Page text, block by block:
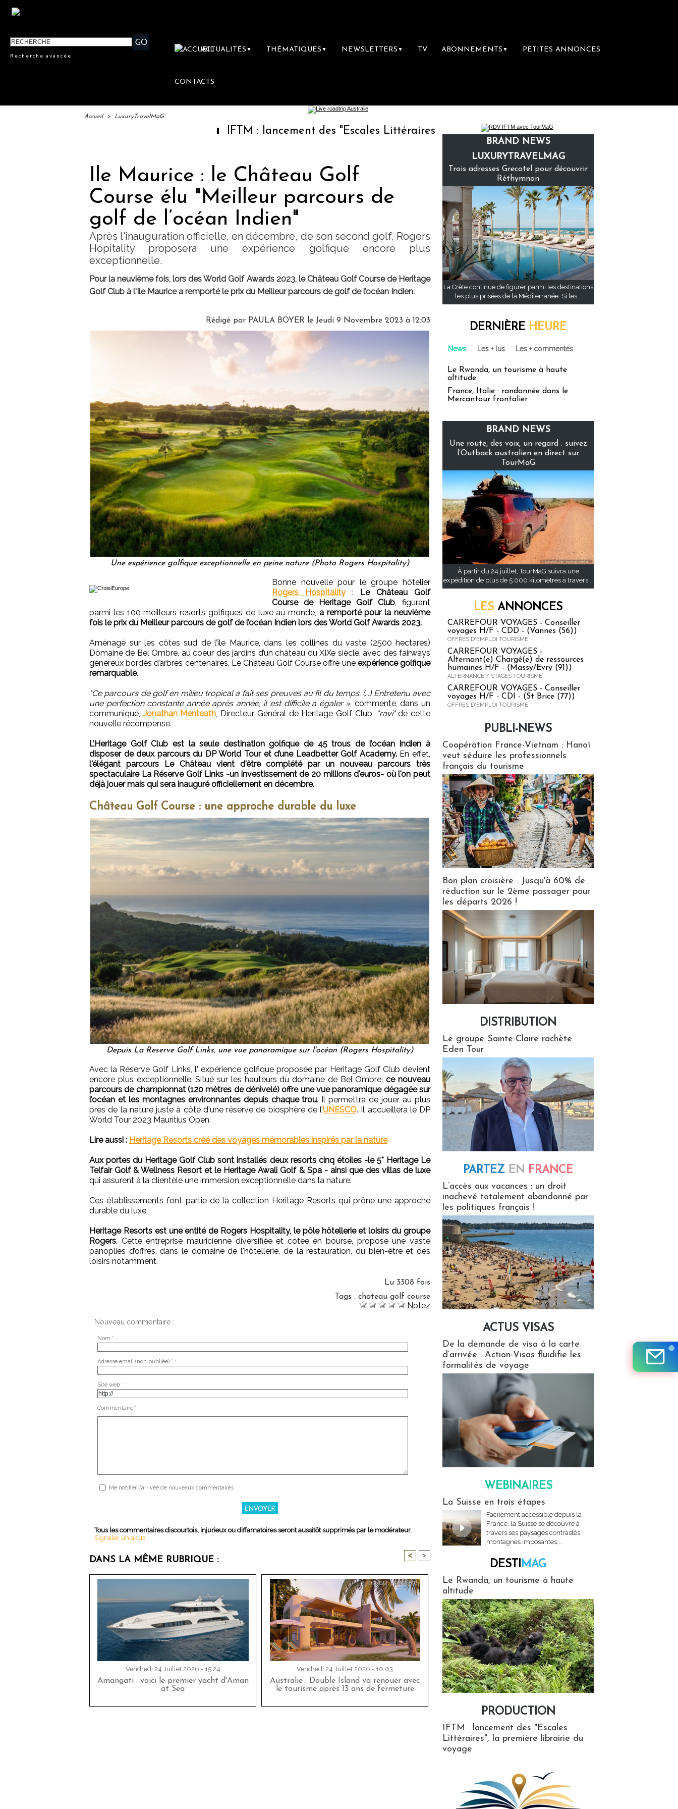
Recherche avancée
ACTUALITÉS ▼ THÉMATIQUES ▼ NEWSLETTERS ▼ TV ABONNEMENTS ▼ PETITES ANNONCES
CONTACTS
Accueil > LuxuryTravelMaG
IFTM : lancement des "Escales Littéraires", la première librairie du voyage
Ile Maurice : le Château Golf
Course élu "Meilleur parcours de
golf de l’océan Indien"
Après l'inauguration officielle, en décembre, de son second golf, Rogers
Hopitality proposera une expérience golfique encore plus
exceptionnelle.
Pour la neuvième fois, lors des World Golf Awards 2023, le Château Golf Course de Heritage
Golf Club à l'Ile Maurice a remporté le prix du Meilleur parcours de golf de l’océan Indien.
Rédigé par PAULA BOYER le Jeudi 9 Novembre 2023 à 12:03
Une expérience golfique exceptionnelle en peine nature (Photo Rogers Hospitality)
Bonne nouvelle pour le groupe hôtelier
Rogers Hospitality:
Le Château Golf
Course de Heritage Golf Club , figurant
parmi les 100 meilleurs resorts golfiques de luxe au monde, a remporté pour la neuvième
fois le prix du Meilleur parcours de golf de l’océan Indien lors des World Golf Awards 2023.
Aménagé sur les côtes sud de l’île Maurice, dans les collines du vaste (2500 hectares)
Domaine de Bel Ombre, au coeur des jardins d’un château du XIXe siècle, avec des fairways
généreux bordés d’arbres centenaires, Le Château Golf Course offre une expérience golfique
remarquable.
"Ce parcours de golf en milieu tropical a fait ses preuves au fil du temps. (...) Entretenu avec
une perfection constante année après année, il est difficile à égaler », commente, dans un
communiqué, Jonathan Menteath , Directeur Général de Heritage Golf Club, "ravi"de cette
nouvelle récompense.
L’Heritage Golf Club est la seule destination golfique de 45 trous de l’océan Indien à
disposer de deux parcours du DP World Tour et d’une Leadbetter Golf Academy. En effet,
l'élégant parcours Le Château vient d'être complété par un nouveau parcours très
spectaculaire La Réserve Golf Links -un investissement de 20 millions d'euros- où l'on peut
déjà jouer mais qui sera inauguré officiellement en décembre.
Château Golf Course : une approche durable du luxe
Depuis La Reserve Golf Links, une vue panoramique sur l'océan (Rogers Hospitality)
Avec la Réserve Golf Links, l' expérience golfique proposée par Heritage Golf Club devient
encore plus exceptionnelle. Situé sur les hauteurs du domaine de Bel Ombre,ce nouveau
parcours de championnat (120 mètres de dénivelé) offre une vue panoramique dégagée sur
l’océan et les montagnes environnantes depuis chaque trou. Il permettra de jouer au plus
près de la nature juste à côté d'une réserve de biosphère de l’UNESCO. Il accueillera le DP
World Tour 2023 Mauritius Open.
Lire aussi : Heritage Resorts créé des voyages mémorables inspirés par la nature
Aux portes du Heritage Golf Club sont installés deux resorts cinq étoiles -le 5* Heritage Le
Telfair Golf & Wellness Resort et le Heritage Awali Golf & Spa - ainsi que des villas de luxe
qui assurent à la clientèle une immersion exceptionnelle dans la nature.
Ces établissements font partie de la collection Heritage Resorts qui prône une approche
durable du luxe.
Heritage Resorts est une entité de Rogers Hospitality, le pôle hôtellerie et loisirs du groupe
Rogers. Cette entreprise mauricienne diversifiée et cotée en bourse, propose une vaste
panoplies d’offres, dans le domaine de l'hôtellerie, de la restauration, du bien-être et des
loisirs notamment.
Lu 3308 fois
Tags : chateau golf course
Notez
Nouveau commentaire :
Nom * :
Adresse email (non publiée) * :
Site web :
Commentaire * :
Me notifier l'arrivée de nouveaux commentaires
Tous les commentaires discourtois, injurieux ou diffamatoires seront aussitôt supprimés par le modérateur.
Signaler un abus
DANS LA MÊME RUBRIQUE : < >
Vendredi 24 Juillet 2026 - 15:24
Amangati : voici le premier yacht d'Aman
at Sea
Vendredi 24 Juillet 2026 - 10:03
Australie : Double Island va renouer avec
le tourisme après 13 ans de fermeture
BRAND NEWS
LUXURYTRAVELMAG
Trois adresses Grecotel pour découvrir
Réthymnon
La Crète continue de figurer parmi les destinations
les plus prisées de la Méditerranée. Si les...
DERNIÈRE HEURE
News Les + lus Les + commentés
Le Rwanda, un tourisme à haute
altitude
France, Italie : randonnée dans le
Mercantour frontalier
BRAND NEWS
Une route, des voix, un regard : suivez
l’Outback australien en direct sur
TourMaG
À partir du 24 juillet, TourMaG suivra une
expédition de plus de 5 000 kilomètres à travers...
LES ANNONCES
CARREFOUR VOYAGES - Conseiller
voyages H/F - CDD - (Vannes (56))
OFFRES D'EMPLOI TOURISME
CARREFOUR VOYAGES -
Alternant(e) Chargé(e) de ressources
humaines H/F - (Massy/Evry (91))
ALTERNANCE / STAGES TOURISME
CARREFOUR VOYAGES - Conseiller
voyages H/F - CDI - (St Brice (77))
OFFRES D'EMPLOI TOURISME
PUBLI-NEWS
Coopération France-Vietnam : Hanoï
veut séduire les professionnels
français du tourisme
Bon plan croisière : Jusqu'à 60% de
réduction sur le 2ème passager pour
les départs 2026 !
DISTRIBUTION
Le groupe Sainte-Claire rachète
Eden Tour
PARTEZ EN FRANCE
L’accès aux vacances : un droit
inachevé totalement abandonné par
les politiques français !
ACTUS VISAS
De la demande de visa à la carte
d’arrivée : Action-Visas fluidifie les
formalités de voyage
WEBINAIRES
La Suisse en trois étapes
Facilement accessible depuis la
France, la Suisse se découvre à
travers ses paysages contrastés,
montagnes imposantes,...
DESTIMAG
Le Rwanda, un tourisme à haute
altitude
PRODUCTION
IFTM : lancement des "Escales
Littéraires", la première librairie du
voyage